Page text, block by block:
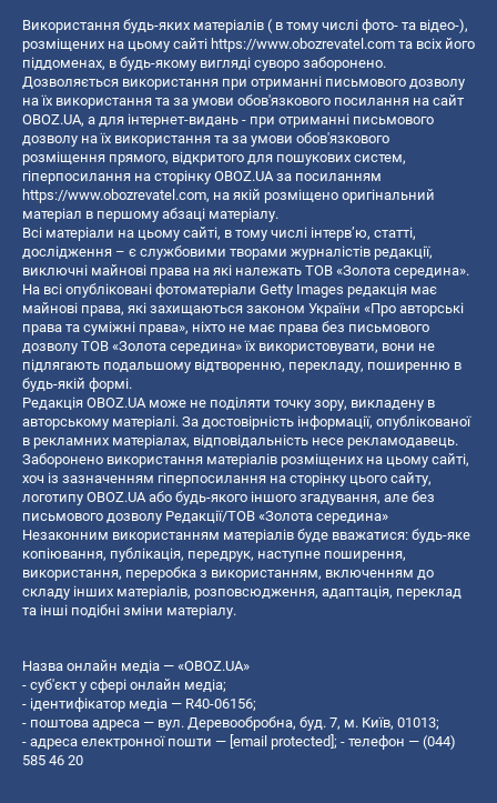
Використання будь-яких матеріалів ( в тому числі фото- та відео-),
розміщених на цьому сайті https://www.obozrevatel.com та всіх його
піддоменах, в будь-якому вигляді суворо заборонено.
Дозволяється використання при отриманні письмового дозволу
на їх використання та за умови обов'язкового посилання на сайт
OBOZ.UA, а для інтернет-видань - при отриманні письмового
дозволу на їх використання та за умови обов'язкового
розміщення прямого, відкритого для пошукових систем,
гіперпосилання на сторінку OBOZ.UA за посиланням
https://www.obozrevatel.com, на якій розміщено оригінальний
матеріал в першому абзаці матеріалу.
Всі матеріали на цьому сайті, в тому числі інтерв’ю, статті,
дослідження – є службовими творами журналістів редакції,
виключні майнові права на які належать ТОВ «Золота середина».
На всі опубліковані фотоматеріали Getty Images редакція має
майнові права, які захищаються законом України «Про авторські
права та суміжні права», ніхто не має права без письмового
дозволу ТОВ «Золота середина» їх використовувати, вони не
підлягають подальшому відтворенню, перекладу, поширенню в
будь-якій формі.
Редакція OBOZ.UA може не поділяти точку зору, викладену в
авторському матеріалі. За достовірність інформації, опублікованої
в рекламних матеріалах, відповідальність несе рекламодавець.
Заборонено використання матеріалів розміщених на цьому сайті,
хоч із зазначенням гіперпосилання на сторінку цього сайту,
логотипу OBOZ.UA або будь-якого іншого згадування, але без
письмового дозволу Редакції/ТОВ «Золота середина»
Незаконним використанням матеріалів буде вважатися: будь-яке
копiювання, публiкацiя, передрук, наступне поширення,
використання, переробка з використанням, включенням до
складу інших матеріалів, розповсюдження, адаптація, переклад
та інші подібні зміни матеріалу.
Назва онлайн медіа — «OBOZ.UA»
- суб'єкт у сфері онлайн медіа;
- ідентифікатор медіа — R40-06156;
- поштова адреса — вул. Деревообробна, буд. 7, м. Київ, 01013;
- адреса електронної пошти — [email protected] ; - телефон — (044)
585 46 20